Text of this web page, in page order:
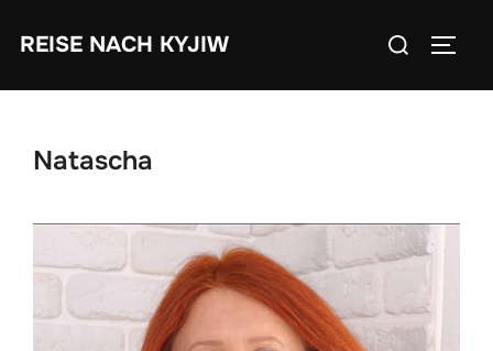
InhaltREISE NACH KYJIW
Suchen
Natascha